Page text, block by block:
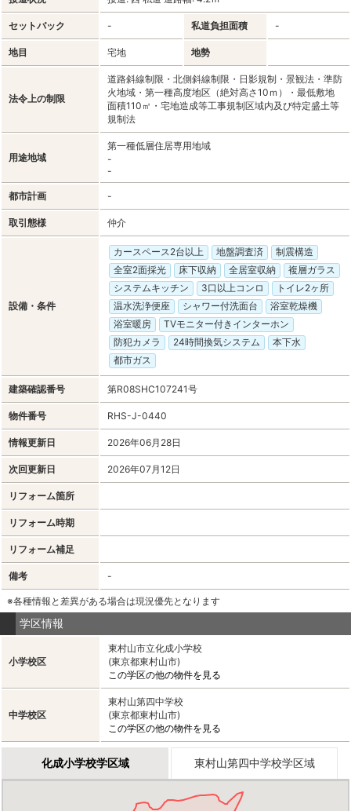
セットバック - 私道負担面積 -
地目 宅地 地勢
法令上の制限
道路斜線制限・北側斜線制限・日影規制・景観法・準防
火地域・第一種高度地区（絶対高さ10ｍ）・最低敷地
面積110㎡・宅地造成等工事規制区域内及び特定盛土等
規制法
用途地域
第一種低層住居専用地域
-
-
都市計画 -
取引態様 仲介
設備・条件
カースペース2台以上 地盤調査済
制震構造
全室2面採光
床下収納 全居室収納
複層ガラス
システムキッチン
3口以上コンロ
トイレ2ヶ所
温水洗浄便座
シャワー付洗面台
浴室乾燥機
浴室暖房
TVモニター付きインターホン
防犯カメラ
24時間換気システム
本下水
都市ガス
建築確認番号 第R08SHC107241号
物件番号 RHS-J-0440
情報更新日 2026年06月28日
次回更新日 2026年07月12日
リフォーム箇所
リフォーム時期
リフォーム補足
備考 -
※各種情報と差異がある場合は現況優先となります
学区情報
小学校区
東村山市立化成小学校
(東京都東村山市)
この学区の他の物件を見る
中学校区
東村山第四中学校
(東京都東村山市)
この学区の他の物件を見る
化成小学校学区域 東村山第四中学校学区域